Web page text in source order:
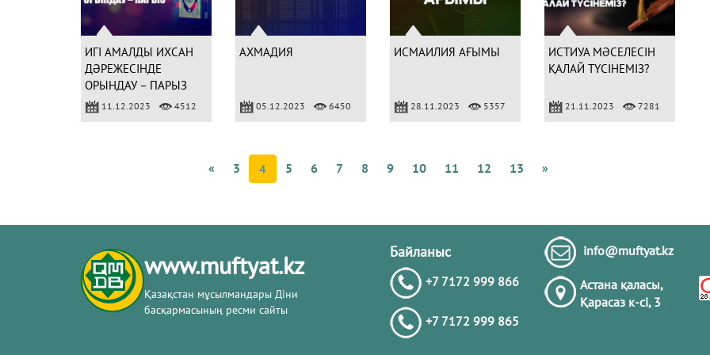
ИГІ АМАЛДЫ ИХСАН
ДӘРЕЖЕСІНДЕ
ОРЫНДАУ – ПАРЫЗ
11.12.2023 4512
АХМАДИЯ
05.12.2023 6450
ИСМАИЛИЯ АҒЫМЫ
28.11.2023 5357
ИСТИУА МӘСЕЛЕСІН
ҚАЛАЙ ТҮСІНЕМІЗ?
21.11.2023 7281
« 3 4 5 6 7 8 9 10 11 12 13 »
www.muftyat.kz
Қазақстан мұсылмандары Діни
басқармасының ресми сайты
Байланыс
+7 7172 999 866
+7 7172 999 865
info@muftyat.kz
Астана қаласы,
Қарасаз к-сi, 3